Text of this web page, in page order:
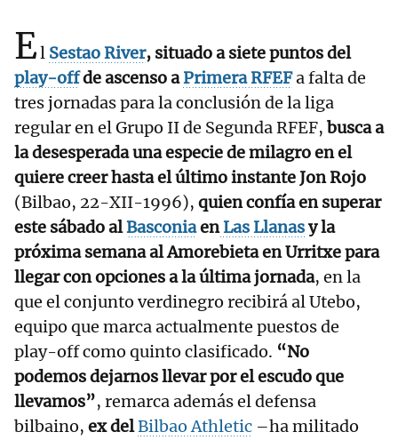
El Sestao River, situado a siete puntos del
play-offde ascenso aPrimera RFEFa falta de
tres jornadas para la conclusión de la liga
regular en el Grupo II de Segunda RFEF, busca a
la desesperada una especie de milagro en el
quiere creer hasta el último instante Jon Rojo
(Bilbao, 22-XII-1996), quien confía en superar
este sábado alBasconiaenLas Llanasy la
próxima semana al Amorebieta en Urritxe para
llegar con opciones a la última jornada, en la
que el conjunto verdinegro recibirá al Utebo,
equipo que marca actualmente puestos de
play-off como quinto clasificado. “No
podemos dejarnos llevar por el escudo que
llevamos”, remarca además el defensa
bilbaino, ex delBilbao Athletic –ha militado